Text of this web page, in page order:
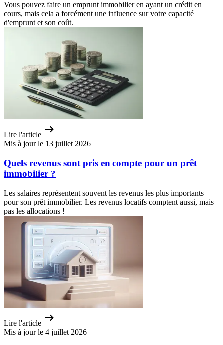
Vous pouvez faire un emprunt immobilier en ayant un crédit en
cours, mais cela a forcément une influence sur votre capacité
d'emprunt et son coût.
Lire l'article
Mis à jour le 13 juillet 2026
Quels revenus sont pris en compte pour un prêt
immobilier ?
Les salaires représentent souvent les revenus les plus importants
pour son prêt immobilier. Les revenus locatifs comptent aussi, mais
pas les allocations !
Lire l'article
Mis à jour le 4 juillet 2026